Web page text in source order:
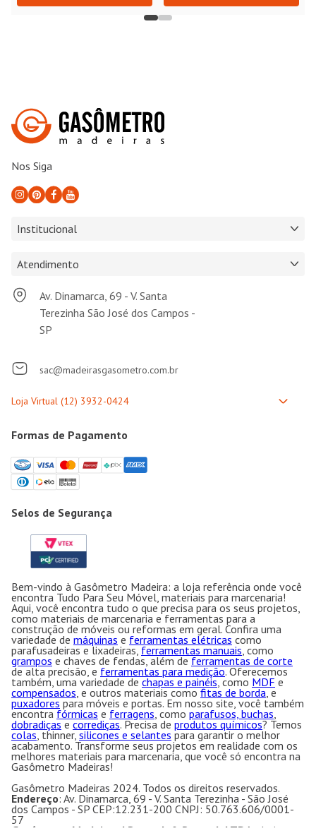
Nos Siga
Institucional
Atendimento
Av. Dinamarca, 69 - V. Santa
Terezinha São José dos Campos -
SP
sac@madeirasgasometro.com.br
Formas de Pagamento
Selos de Segurança
Bem-vindo à Gasômetro Madeira: a loja referência onde você
encontra Tudo Para Seu Móvel, materiais para marcenaria!
Aqui, você encontra tudo o que precisa para os seus projetos,
como materiais de marcenaria e ferramentas para a
construção de móveis ou reformas em geral. Confira uma
variedade de máquinas e ferramentas elétricas como
parafusadeiras e lixadeiras, ferramentas manuais, como
grampos e chaves de fendas, além de ferramentas de corte
de alta precisão, e ferramentas para medição. Oferecemos
também, uma variedade de chapas e painéis, como MDF e
compensados, e outros materiais como fitas de borda, e
puxadores para móveis e portas. Em nosso site, você também
encontra fórmicas e ferragens, como parafusos, buchas,
dobradiças e corrediças. Precisa de produtos químicos? Temos
colas, thinner, silicones e selantes para garantir o melhor
acabamento. Transforme seus projetos em realidade com os
melhores materiais para marcenaria, que você só encontra na
Gasômetro Madeiras!
Gasômetro Madeiras 2024. Todos os direitos reservados.
Endereço: Av. Dinamarca, 69 - V. Santa Terezinha - São José
dos Campos - SP CEP:12.231-200 CNPJ: 50.763.606/0001-
57
Gasômetro Madeiras | Ramuth & Ramuth LTDA - Loja